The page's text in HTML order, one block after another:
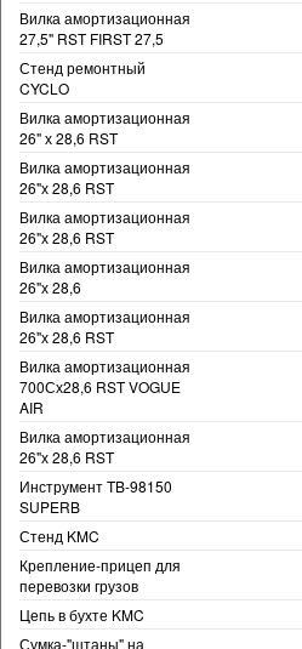
Вилка амортизационная
27,5" RST FIRST 27,5
Стенд ремонтный
CYCLO
Вилка амортизационная
26" х 28,6 RST
Вилка амортизационная
26"х 28,6 RST
Вилка амортизационная
26"х 28,6 RST
Вилка амортизационная
26"х 28,6
Вилка амортизационная
26"х 28,6 RST
Вилка амортизационная
700Сх28,6 RST VOGUE
AIR
Вилка амортизационная
26"х 28,6 RST
Инструмент TB-98150
SUPERB
Стенд KMC
Крепление-прицеп для
перевозки грузов
Цепь в бухте KMC
Сумка-"штаны" на